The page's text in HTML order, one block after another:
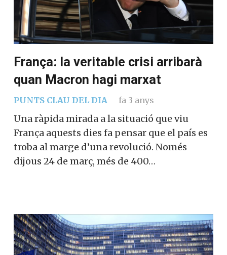
França: la veritable crisi arribarà
quan Macron hagi marxat
PUNTS CLAU DEL DIA fa 3 anys
Una ràpida mirada a la situació que viu
França aquests dies fa pensar que el país es
troba al marge d’una revolució. Només
dijous 24 de març, més de 400…